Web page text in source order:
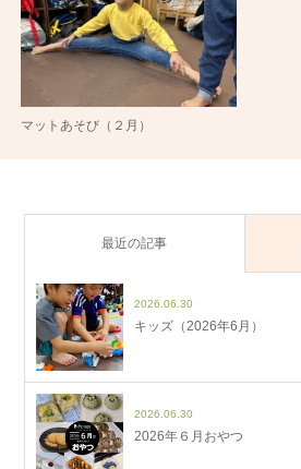
マットあそび（２月）
最近の記事
2026.06.30
キッズ（2026年6月）
2026.06.30
2026年６月おやつ